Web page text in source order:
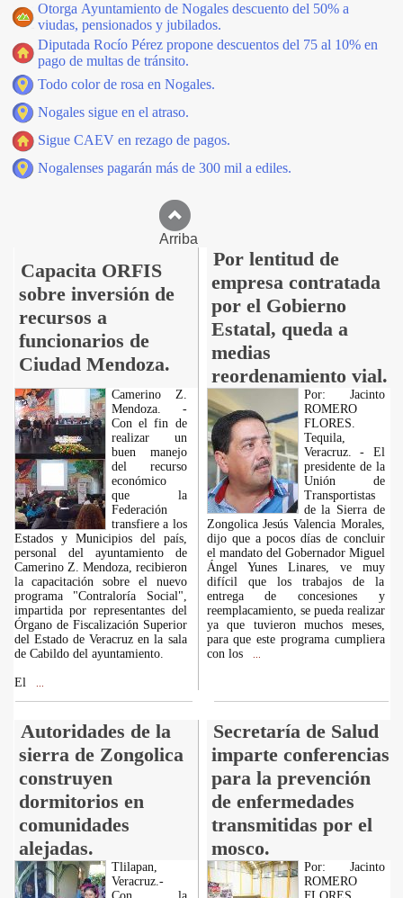
Otorga Ayuntamiento de Nogales descuento del 50% a
viudas, pensionados y jubilados.
Diputada Rocío Pérez propone descuentos del 75 al 10% en
pago de multas de tránsito.
Todo color de rosa en Nogales.
Nogales sigue en el atraso.
Sigue CAEV en rezago de pagos.
Nogalenses pagarán más de 300 mil a ediles.
Arriba
Capacita ORFIS
sobre inversión de
recursos a
funcionarios de
Ciudad Mendoza.
Por lentitud de
empresa contratada
por el Gobierno
Estatal, queda a
medias
reordenamiento vial.
Camerino Z.
Mendoza. -
Con el fin de
realizar un
buen manejo
del recurso
económico
que la
Federación
transfiere a los
Estados y Municipios del país,
personal del ayuntamiento de
Camerino Z. Mendoza, recibieron
la capacitación sobre el nuevo
programa "Contraloría Social",
impartida por representantes del
Órgano de Fiscalización Superior
del Estado de Veracruz en la sala
de Cabildo del ayuntamiento.
El
Por: Jacinto
ROMERO
FLORES.
Tequila,
Veracruz. - El
presidente de la
Unión de
Transportistas
de la Sierra de
Zongolica Jesús Valencia Morales,
dijo que a pocos días de concluir
el mandato del Gobernador Miguel
Ángel Yunes Linares, ve muy
difícil que los trabajos de la
entrega de concesiones y
reemplacamiento, se pueda realizar
ya que tuvieron muchos meses,
para que este programa cumpliera
con los
Autoridades de la
sierra de Zongolica
construyen
dormitorios en
comunidades
alejadas.
Secretaría de Salud
imparte conferencias
para la prevención
de enfermedades
transmitidas por el
mosco.
Tlilapan,
Veracruz.-
Por: Jacinto
ROMERO